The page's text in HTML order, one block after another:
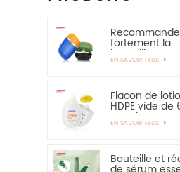
Recommande
fortement la
bouteille en
plastique
50ml EVOH
EN SAVOIR PLUS
Flacon de
HDPE vide de
pour la
solaire -
EN SAVOIR PLUS
Bouteille et